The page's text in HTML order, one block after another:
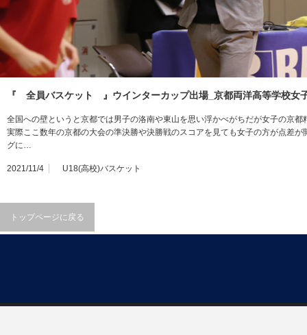
『 全員バスケット 』ウインターカップ出場_京都両洋高等学校女
全国への壁というと京都では男子の洛南や東山を思い浮かべがちだが女子の京
実際ここ数年の京都の大会の準決勝や決勝戦のスコアを見ても女子の方が点差
グに…
2021/11/4 U18(高校)バスケット
トップページに戻る